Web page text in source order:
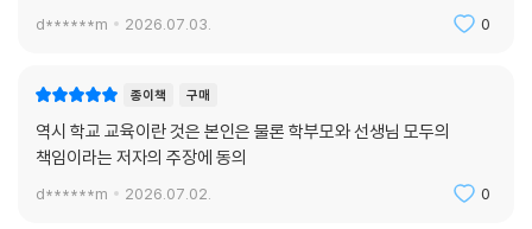
d******m 2026.07.03. 0
종이책 구매
역시 학교 교육이란 것은 본인은 물론 학부모와 선생님 모두의
책임이라는 저자의 주장에 동의
d******m 2026.07.02. 0